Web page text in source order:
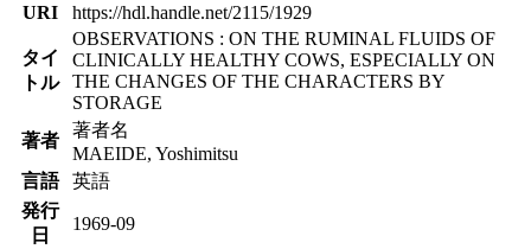
URI https://hdl.handle.net/2115/1929
タイ
トル
OBSERVATIONS : ON THE RUMINAL FLUIDS OF
CLINICALLY HEALTHY COWS, ESPECIALLY ON
THE CHANGES OF THE CHARACTERS BY
STORAGE
著者
著者名
MAEIDE, Yoshimitsu
言語
英語
発行
日
1969-09